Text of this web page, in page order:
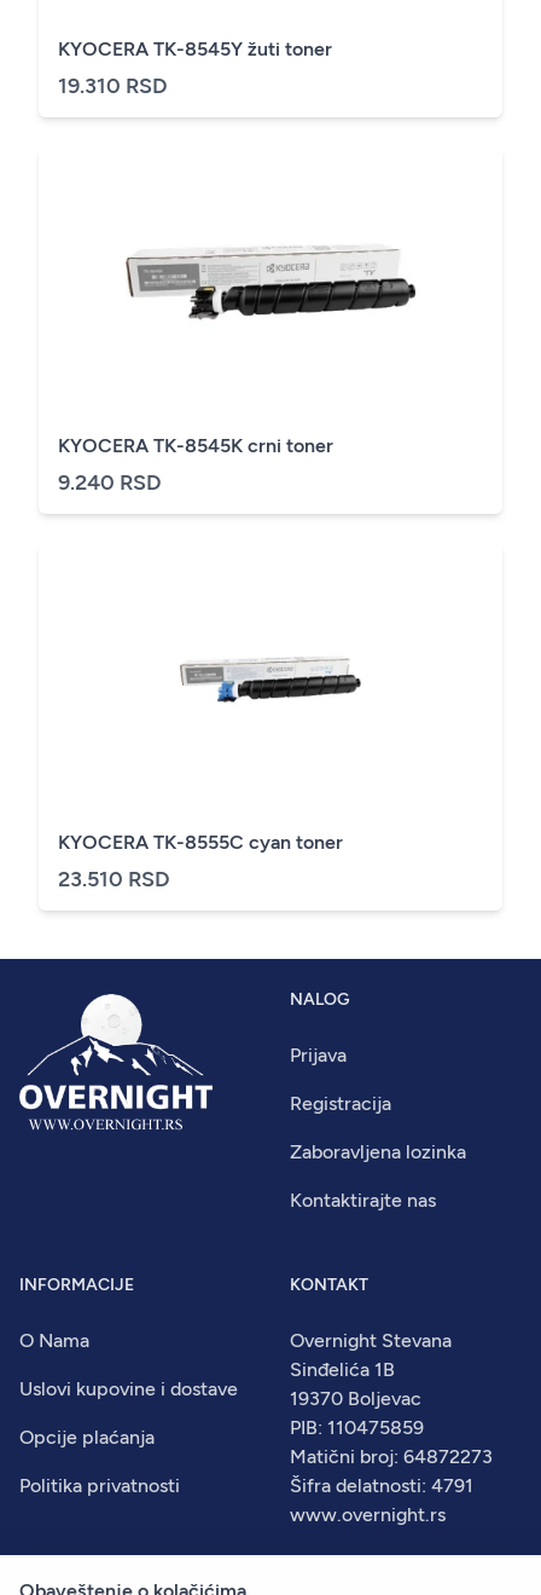
KYOCERA TK-8545Y žuti toner
19.310 RSD
KYOCERA TK-8545K crni toner
9.240 RSD
KYOCERA TK-8555C cyan toner
23.510 RSD
NALOG
Prijava
Registracija
Zaboravljena lozinka
Kontaktirajte nas
INFORMACIJE
O Nama
Uslovi kupovine i dostave
Opcije plaćanja
Politika privatnosti
KONTAKT
Overnight Stevana
Sinđelića 1B
19370 Boljevac
PIB: 110475859
Matični broj: 64872273
Šifra delatnosti: 4791
www.overnight.rs